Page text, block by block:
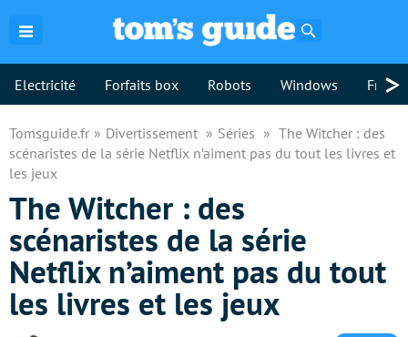
Electricité Forfaits box Robots Windows >
Tomsguide.fr Divertissement Séries
The Witcher : des
scénaristes de la série Netflix n’aiment pas du tout les livres et
les jeux
The Witcher : des
scénaristes de la série
Netflix n’aiment pas du tout
les livres et les jeux